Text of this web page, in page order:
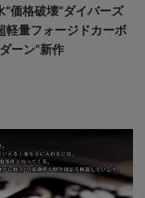
“価格破壊”ダイバーズ
軽量フォージドカーボ
ーン”新作